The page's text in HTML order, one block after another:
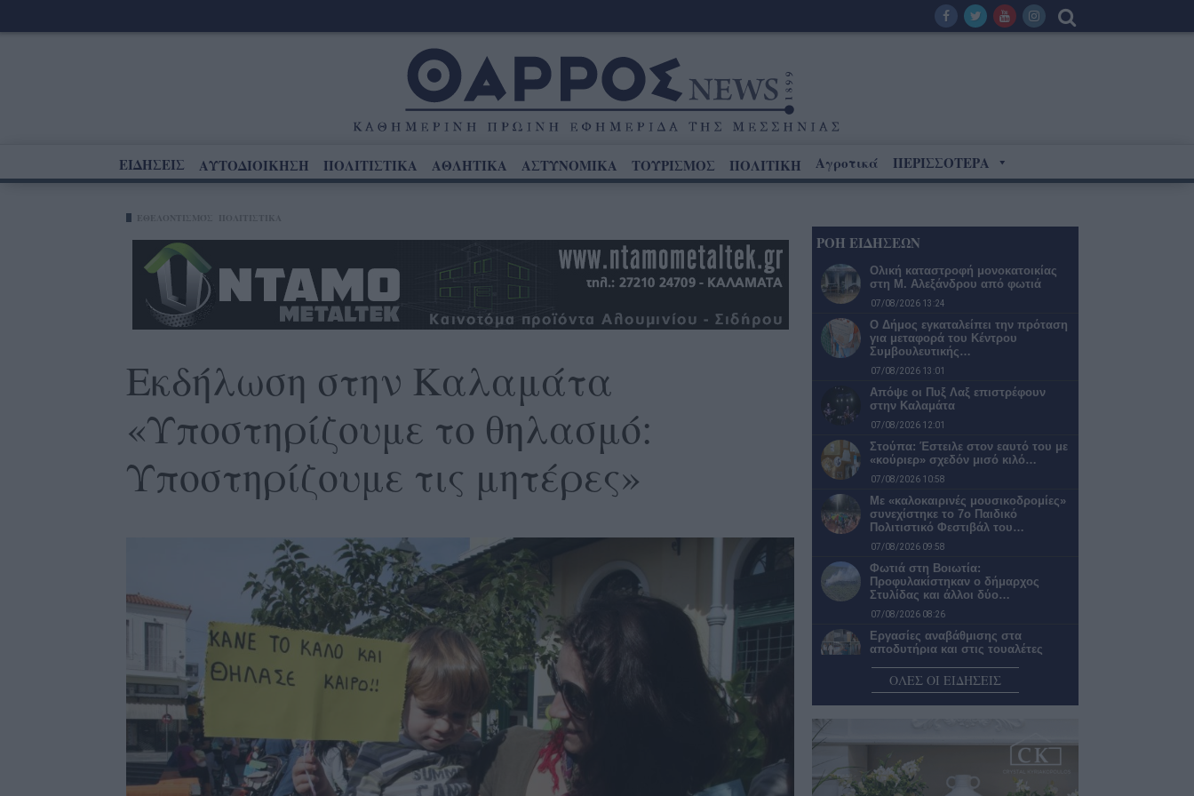
ΕΙΔΗΣΕΙΣ ΑΥΤΟΔΙΟΙΚΗΣΗ ΠΟΛΙΤΙΣΤΙΚΑ ΑΘΛΗΤΙΚΑ ΑΣΤΥΝΟΜΙΚΑ ΤΟΥΡΙΣΜΟΣ ΠΟΛΙΤΙΚΗ Αγροτικά ΠΕΡΙΣΣΟΤΕΡΑ
Εκδήλωση στην Καλαμάτα
«Υποστηρίζουμε το θηλασμό:
Υποστηρίζουμε τις μητέρες»
ΡΟΗ ΕΙΔΗΣΕΩΝ
Ολική καταστροφή μονοκατοικίας
στη Μ. Αλεξάνδρου από φωτιά
07/08/2026 13:24
Ο Δήμος εγκαταλείπει την πρόταση
για μεταφορά του Κέντρου
Συμβουλευτικής…
07/08/2026 13:01
Απόψε οι Πυξ Λαξ επιστρέφουν
στην Καλαμάτα
07/08/2026 12:01
Στούπα: Έστειλε στον εαυτό του με
«κούριερ» σχεδόν μισό κιλό…
07/08/2026 10:58
Με «καλοκαιρινές μουσικοδρομίες»
συνεχίστηκε το 7ο Παιδικό
Πολιτιστικό Φεστιβάλ του…
07/08/2026 09:58
Φωτιά στη Βοιωτία:
Προφυλακίστηκαν ο δήμαρχος
Στυλίδας και άλλοι δύο…
07/08/2026 08:26
Εργασίες αναβάθμισης στα
αποδυτήρια και στις τουαλέτες
07/08/2026 07:50
ΕΠΣ Μεσσηνίας: «Κλείνει» Μιχάλη
Υψηλός κίνδυνος πυρκαγιάς για την
Περιφέρεια Πελοποννήσου σήμερα
ΟΛΕΣ ΟΙ ΕΙΔΗΣΕΙΣ